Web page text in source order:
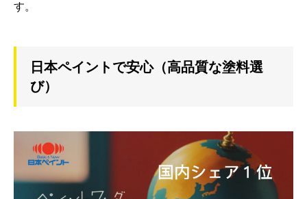
す。
日本ペイントで安心（高品質な塗料選
び）